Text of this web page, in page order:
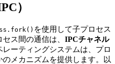
）
を使用して子プロセス
ス間の通信は、 IPCチャネル
ーティングシステムは、プロ
メカニズムを提供します。以